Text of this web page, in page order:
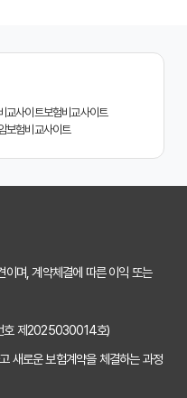
용하는 3가지 꿀팁
치아보험 비교사이트 선택 전 반드시 알아야 할 5가지 핵심 질문
임플란트, 크라운 치료비 부담? 치아보험 비교사이트 활용법 및 보장꿀팁
2026년 치아보험, 가격 vs 보장! 비교 분석으로 나에게 딱 맞는 보험 찾기
교사이트보험비교사이트
보험비교사이트
며, 계약체결에 따른 이익 또는
호 제2025030014호)
새로운 보험계약을 체결하는 과정